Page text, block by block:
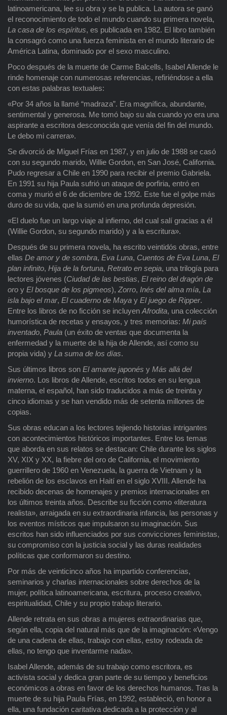
latinoamericana, lee su obra y se la publica. La autora se ganó
el reconocimiento de todo el mundo cuando su primera novela,
La casa de los espíritus, es publicada en 1982. El libro también
la consagró como una fuerza feminista en el mundo literario de
América Latina, dominado por el sexo masculino.
Poco después de la muerte de Carme Balcells, Isabel Allende le
rinde homenaje con numerosas referencias, refiriéndose a ella
con estas palabras textuales:
«Por 34 años la llamé “madraza”. Era magnífica, abundante,
sentimental y generosa. Me tomó bajo su ala cuando yo era una
aspirante a escritora desconocida que venía del fin del mundo.
Le debo mi carrera».
Se divorció de Miguel Frías en 1987, y en julio de 1988 se casó
con su segundo marido, Willie Gordon, en San José, California.
Pudo regresar a Chile en 1990 para recibir el premio Gabriela.
En 1991 su hija Paula sufrió un ataque de porfiria, entró en
coma y murió el 6 de diciembre de 1992. Este fue el golpe más
duro de su vida, que la sumió en una profunda depresión.
«El duelo fue un largo viaje al infierno, del cual salí gracias a él
(Willie Gordon, su segundo marido) y a la escritura».
Después de su primera novela, ha escrito veintidós obras, entre
ellas De amor y de sombra, Eva Luna, Cuentos de Eva Luna, El
plan infinito, Hija de la fortuna, Retrato en sepia, una trilogía para
lectores jóvenes (Ciudad de las bestias, El reino del dragón de
oro y El bosque de los pigmeos), Zorro, Inés del alma mía, La
isla bajo el mar, El cuaderno de Maya y El juego de Ripper.
Entre los libros de no ficción se incluyen Afrodita, una colección
humorística de recetas y ensayos, y tres memorias: Mi país
inventado, Paula (un éxito de ventas que documenta la
enfermedad y la muerte de la hija de Allende, así como su
propia vida) y La suma de los días.
Sus últimos libros son El amante japonés y Más allá del
invierno. Los libros de Allende, escritos todos en su lengua
materna, el español, han sido traducidos a más de treinta y
cinco idiomas y se han vendido más de setenta millones de
copias.
Sus obras educan a los lectores tejiendo historias intrigantes
con acontecimientos históricos importantes. Entre los temas
que aborda en sus relatos se destacan: Chile durante los siglos
XV, XIX y XX, la fiebre del oro de California, el movimiento
guerrillero de 1960 en Venezuela, la guerra de Vietnam y la
rebelión de los esclavos en Haití en el siglo XVIII. Allende ha
recibido decenas de homenajes y premios internacionales en
los últimos treinta años. Describe su ficción como «literatura
realista», arraigada en su extraordinaria infancia, las personas y
los eventos místicos que impulsaron su imaginación. Sus
escritos han sido influenciados por sus convicciones feministas,
su compromiso con la justicia social y las duras realidades
políticas que conformaron su destino.
Por más de veinticinco años ha impartido conferencias,
seminarios y charlas internacionales sobre derechos de la
mujer, política latinoamericana, escritura, proceso creativo,
espiritualidad, Chile y su propio trabajo literario.
Allende retrata en sus obras a mujeres extraordinarias que,
según ella, copia del natural más que de la imaginación: «Vengo
de una cadena de ellas, trabajo con ellas, estoy rodeada de
ellas, no tengo que inventarme nada».
Isabel Allende, además de su trabajo como escritora, es
activista social y dedica gran parte de su tiempo y beneficios
económicos a obras en favor de los derechos humanos. Tras la
muerte de su hija Paula Frías, en 1992, estableció, en honor a
ella, una fundación caritativa dedicada a la protección y al